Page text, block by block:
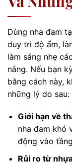
Dùng nha đam
duy trì độ ẩm,
làm sáng nhẹ
nắng. Nếu bạn
bằng cách này,
những lý do sau:
Giới hạn về
nha đam khó
động vào
Rủi ro từ